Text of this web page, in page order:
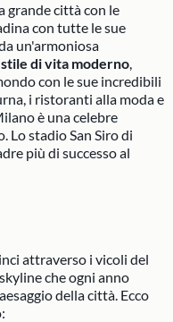
città con le
con tutte le sue
un'armoniosa
di vita moderno,
con le sue incredibili
i ristoranti alla moda e
è una celebre
Lo stadio San Siro di
più di successo al
attraverso i vicoli del
che ogni anno
della città. Ecco